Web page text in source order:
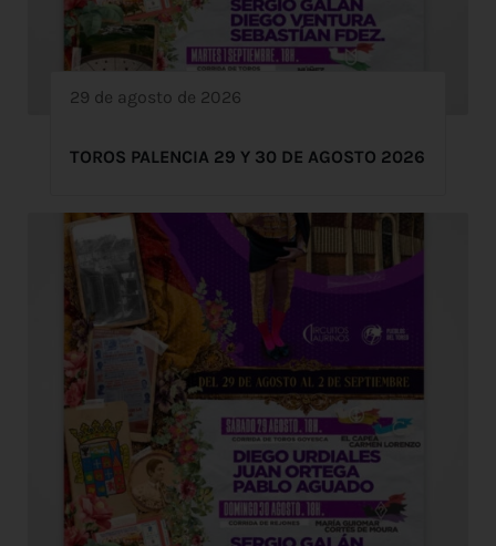
29 de agosto de 2026
TOROS PALENCIA 29 Y 30 DE AGOSTO 2026